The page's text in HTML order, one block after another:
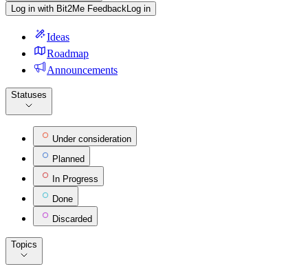
Log in with Bit2Me Feedback Log in
Ideas
Roadmap
Announcements
Statuses
Under consideration
Planned
In Progress
Done
Discarded
Topics